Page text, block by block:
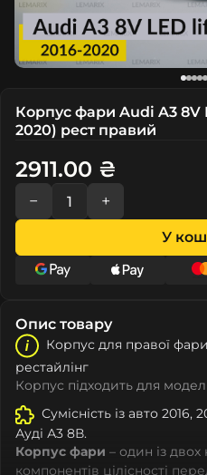
Корпус фари Audi A3 8V
2020) рест правий
2911.00 ₴
− +
У
Опис товару
Корпус для правої
рестайлінг
Корпус підходить для
Сумісність із авто 2016,
Ауді А3 8В.
Корпус фари – один із
компонентів цілісності